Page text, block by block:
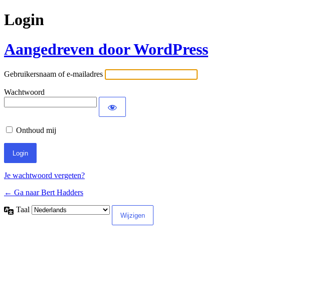
Login
Aangedreven door WordPress
Gebruikersnaam of e-mailadres
Wachtwoord
Onthoud mij
Je wachtwoord vergeten?
← Ga naar Bert Hadders
Taal